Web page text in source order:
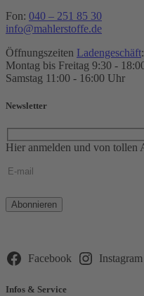
Fon: 040 – 251 85 30
info@mahlerstoffe.de
Öffnungszeiten Ladengeschäft:
Montag bis Freitag 9:30 -
Samstag 11:00 - 16:00 Uhr
Newsletter
Hier anmelden und von tollen
Bitte
lasse
leer.
Facebook Instagram
Infos & Service